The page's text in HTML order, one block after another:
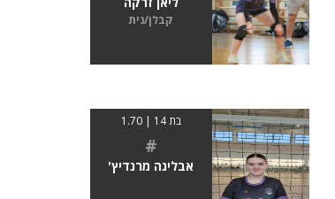
קבלן/נית
בת 14 | 1.70
#
אבלינה מרנדיץ'